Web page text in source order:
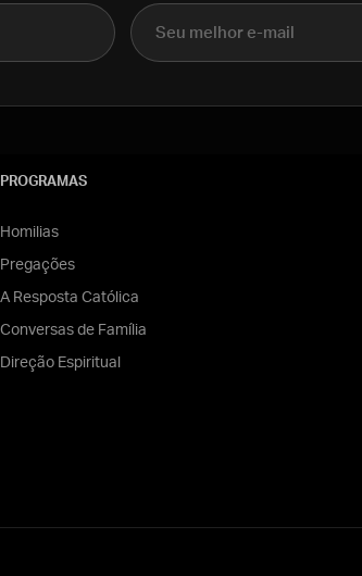
E-mail
PROGRAMAS
Homilias
Pregações
A Resposta Católica
Conversas de Família
Direção Espiritual